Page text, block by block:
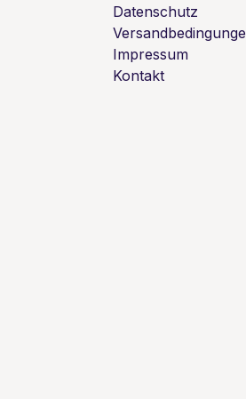
Datenschutz
Impressum
Kontakt